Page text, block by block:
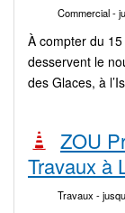
Commercial-
À compter du
desservent le
des Glaces, à
ZOU
Travaux à
Travaux -